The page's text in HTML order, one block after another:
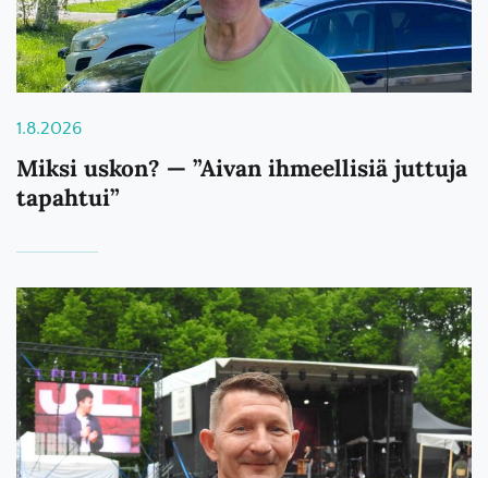
1.8.2026
Miksi uskon? — ”Aivan ihmeellisiä juttuja
tapahtui”